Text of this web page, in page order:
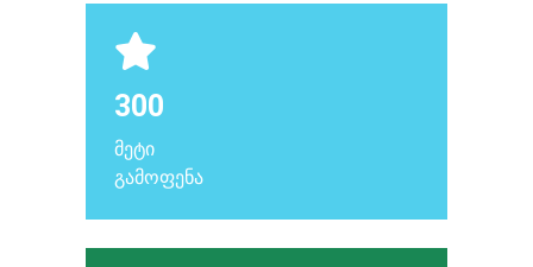
300
მეტი
გამოფენა